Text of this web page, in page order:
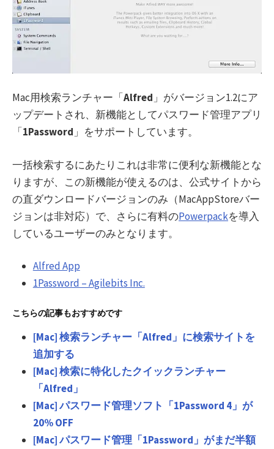
Mac用検索ランチャー「Alfred 」がバージョン1.2にア
ップデートされ、新機能としてパスワード管理アプリ
「1Password 」をサポートしています。
一括検索するにあたりこれは非常に便利な新機能とな
りますが、この新機能が使えるのは、公式サイトから
の直ダウンロードバージョンのみ（MacAppStoreバー
ジョンは非対応）で、さらに有料のPowerpackを導入
しているユーザーのみとなります。
Alfred App
1Password – Agilebits Inc.
こちらの記事もおすすめです
[Mac] 検索ランチャー「Alfred」に検索サイトを
追加する
[Mac] 検索に特化したクイックランチャー
「Alfred」
[Mac] パスワード管理ソフト「1Password 4」が
20% OFF
[Mac] パスワード管理「1Password」がまだ半額